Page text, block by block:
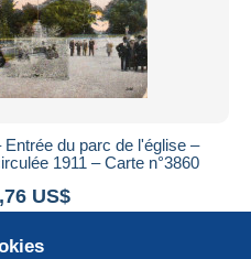
du parc de l'église –
1911 – Carte n°3860
US$